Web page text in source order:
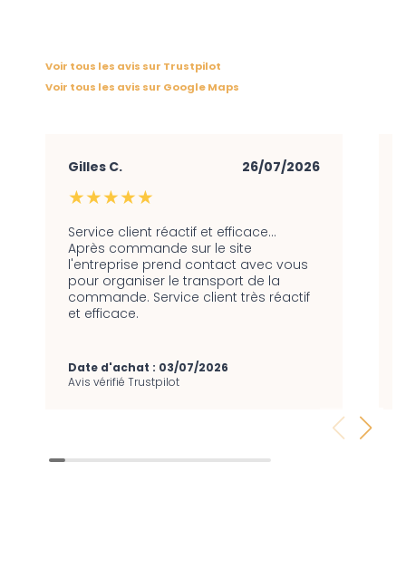
Voir tous les avis sur Trustpilot
Voir tous les avis sur Google Maps
Gilles C. 26/07/2026
★★★★★
Service client réactif et efficace…
Après commande sur le site
l'entreprise prend contact avec vous
pour organiser le transport de la
commande. Service client très réactif
et efficace.
Date d'achat : 03/07/2026
Avis vérifié Trustpilot